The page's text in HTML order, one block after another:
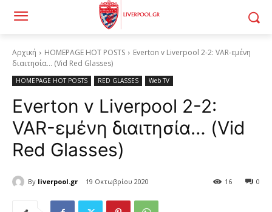
Αρχική HOMEPAGE HOT POSTS
Everton v Liverpool 2-2: VAR-εμένη
διαιτησία... (Vid Red Glasses)
HOMEPAGE HOT POSTS RED GLASSES Web TV
Everton v Liverpool 2-2:
VAR-εμένη διαιτησία… (Vid
Red Glasses)
By liverpool.gr 19 Οκτωβρίου 2020 0
16